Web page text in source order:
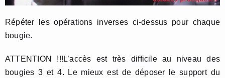
Répéter les opérations inverses ci-dessus pour chaque
bougie.
ATTENTION !!!L’accès est très difficile au niveau des
bougies 3 et 4. Le mieux est de déposer le support du